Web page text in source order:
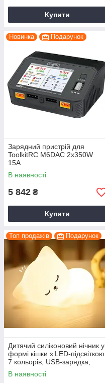
Купити
Новинка Подарунок
Зарядний пристрій для
ToolkitRC M6DAC 2x350W
15A
В наявності
5 842 ₴
Купити
Топ продажів Подарунок
Дитячий силіконовий нічник у
формі кішки з LED-підсвіткою,
7 кольорів, USB-зарядка,
декор для дитячої кімнати
В наявності